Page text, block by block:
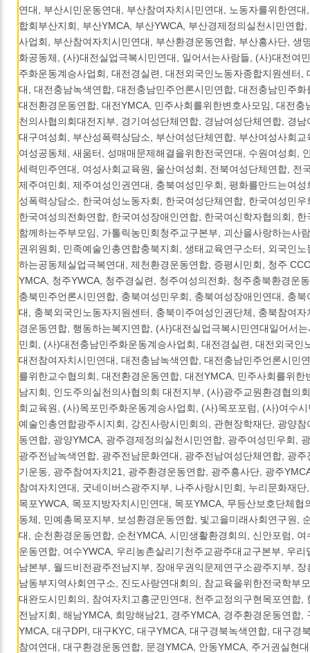
연대, 부산시민운동연대, 부산참여자치시민연대, 노동자를위한연
합회부산지회, 부산YMCA, 부산YWCA, 부산경제정의실천시민연합
사업회, 부산참여자치시민연대, 부산환경운동연합, 부산흥사단, 생
화공동체, (사)대전실업극복시민연대, 일어서는사람들, (사)대전여
주화운동계승사업회, 대전경실련, 대전외국인노동자종합지원센터,
대, 대전충남녹색연합, 대전충남민주언론시민연합, 대전충남민주
대전환경운동연합, 대전YMCA, 민주사회를위한변호사모임, 대전충
천의사협의회대전지부, 경기여성단체연합, 경남여성단체연합, 경
대구여성회, 부산성폭력상담소, 부산여성단체연합, 부산여성사회
여성공동체, 새움터, 성매매문제해결을위한전국연대, 수원여성회,
세력민주연대, 여성사회교육원, 울산여성회, 전북여성단체연합, 전
제주여민회, 제주여성인권연대, 충북여성민우회, 평화를만드는여
성폭력상담소, 한국여성노동자회, 한국여성단체연합, 한국여성민
한국여성의전화연합, 한국여성장애인연합, 한국여신학자협의회,
함께하는주부모임, 가톨릭농민회청주교구본부, 괴산을사랑하는사
권위원회, 민족예술인총연합충북지회, 생태교육연구소터, 외국인
하는공동체실업극복연대, 제천환경운동연합, 증평시민회, 청주
YMCA, 청주YWCA, 청주경실련, 청주여성의전화, 청주충북환경운
충북민주언론시민연합, 충북여성민우회, 충북여성장애인연대, 충
대, 충북외국인노동자지원센터, 충북이주여성인권단체, 충북참여
경운동연합, 행동하는복지연합, (사)대전실업극복시민연대일어서
민회, (사)대전충남민주화운동계승사업회, 대전경실련, 대전외국인
대전참여자치시민연대, 대전충남녹색연합, 대전충남민주언론시민
를위한교수협의회, 대전환경운동연합, 대전YMCA, 민주사회를위한
남지회, 인도주의실천의사협의회 대전지부, (사)광주교원환경협의
회교육원, (사)목포민주화운동계승사업회, (사)목포포럼, (사)여수
예술인총연합광주시지회, 강진사랑시민회의, 관현장학재단, 광양
동연합, 광양YMCA, 광주경제정의실천시민연합, 광주여성민우회,
광주전남녹색연합, 광주전남문화연대, 광주전남여성단체연합, 광
기운동, 광주참여자치21, 광주환경운동연합, 광주흥사단, 광주
참여자치연대, 굿네이버스광주지부, 나주사랑시민회, 누리문화재
목포YWCA, 목포지방자치시민연대, 목포YMCA, 무등산보호단체협
동체, 민예총목포지부, 보성환경운동연합, 빛고을미래사회연구원,
대, 순천환경운동연합, 순천YMCA, 시민생활환경회의, 신안포럼,
운동연합, 여수YWCA, 우리농촌살리기천주교광주대교구본부, 우리
남본부, 월드비전광주전남지부, 장애우권익문제연구소광주지부,
남동부지역사회연구소, 진도사랑연대회의, 참교육을위한전국학부
대완도시민회의, 참여자치고흥군민연대, 천주교정의구현목포연합,
전남지회, 해남YMCA, 희망해남21, 경주YMCA, 경주환경운동연합,
YMCA, 대구DPI, 대구KYC, 대구YMCA, 대구경북녹색연합, 대구경
참여연대, 대구환경운동연합, 문경YMCA, 안동YMCA, 주거권실현